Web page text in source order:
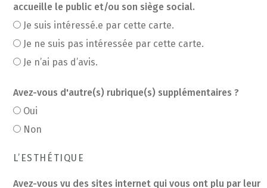
accueille le public et/ou son siège social.
Je suis intéressé.e par cette carte.
Je ne suis pas intéressée par cette carte.
Je n’ai pas d’avis.
Avez-vous d'autre(s) rubrique(s) supplémentaires ?
Oui
Non
L’ESTHÉTIQUE
Avez-vous vu des sites internet qui vous ont plu par leur